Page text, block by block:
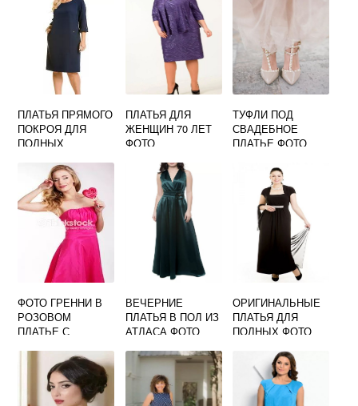
ПЛАТЬЯ ПРЯМОГО
ПОКРОЯ ДЛЯ
ПОЛНЫХ
ПЛАТЬЯ ДЛЯ
ЖЕНЩИН 70 ЛЕТ
ФОТО
ТУФЛИ ПОД
СВАДЕБНОЕ
ПЛАТЬЕ ФОТО
ФОТО ГРЕННИ В
РОЗОВОМ
ПЛАТЬЕ С
ВЕЧЕРНИЕ
ПЛАТЬЯ В ПОЛ ИЗ
АТЛАСА ФОТО
ОРИГИНАЛЬНЫЕ
ПЛАТЬЯ ДЛЯ
ПОЛНЫХ ФОТО